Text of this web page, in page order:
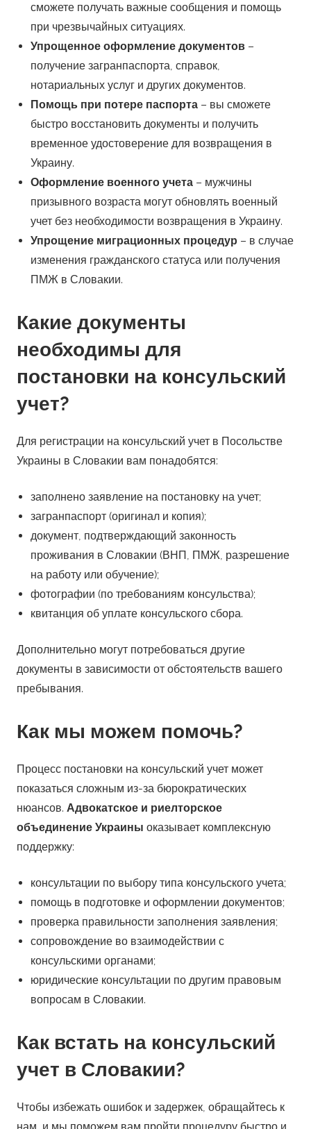
сможете получать важные сообщения и помощь
при чрезвычайных ситуациях.
Упрощенное оформление документов –
получение загранпаспорта, справок,
нотариальных услуг и других документов.
Помощь при потере паспорта – вы сможете
быстро восстановить документы и получить
временное удостоверение для возвращения в
Украину.
Оформление военного учета – мужчины
призывного возраста могут обновлять военный
учет без необходимости возвращения в Украину.
Упрощение миграционных процедур – в случае
изменения гражданского статуса или получения
ПМЖ в Словакии.
Какие документы
необходимы для
постановки на консульский
учет?
Для регистрации на консульский учет в Посольстве
Украины в Словакии вам понадобятся:
заполнено заявление на постановку на учет;
загранпаспорт (оригинал и копия);
документ, подтверждающий законность
проживания в Словакии (ВНП, ПМЖ, разрешение
на работу или обучение);
фотографии (по требованиям консульства);
квитанция об уплате консульского сбора.
Дополнительно могут потребоваться другие
документы в зависимости от обстоятельств вашего
пребывания.
Как мы можем помочь?
Процесс постановки на консульский учет может
показаться сложным из-за бюрократических
нюансов. Адвокатское и риелторское
объединение Украины оказывает комплексную
поддержку:
консультации по выбору типа консульского учета;
помощь в подготовке и оформлении документов;
проверка правильности заполнения заявления;
сопровождение во взаимодействии с
консульскими органами;
юридические консультации по другим правовым
вопросам в Словакии.
Как встать на консульский
учет в Словакии?
Чтобы избежать ошибок и задержек, обращайтесь к